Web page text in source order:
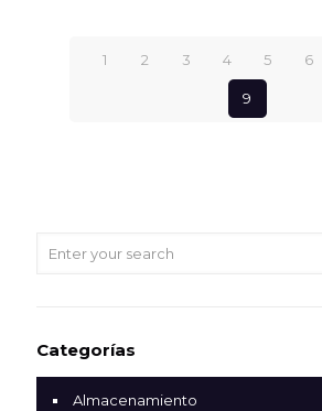
1 2 3 4 5 6
9
Categorías
Almacenamiento